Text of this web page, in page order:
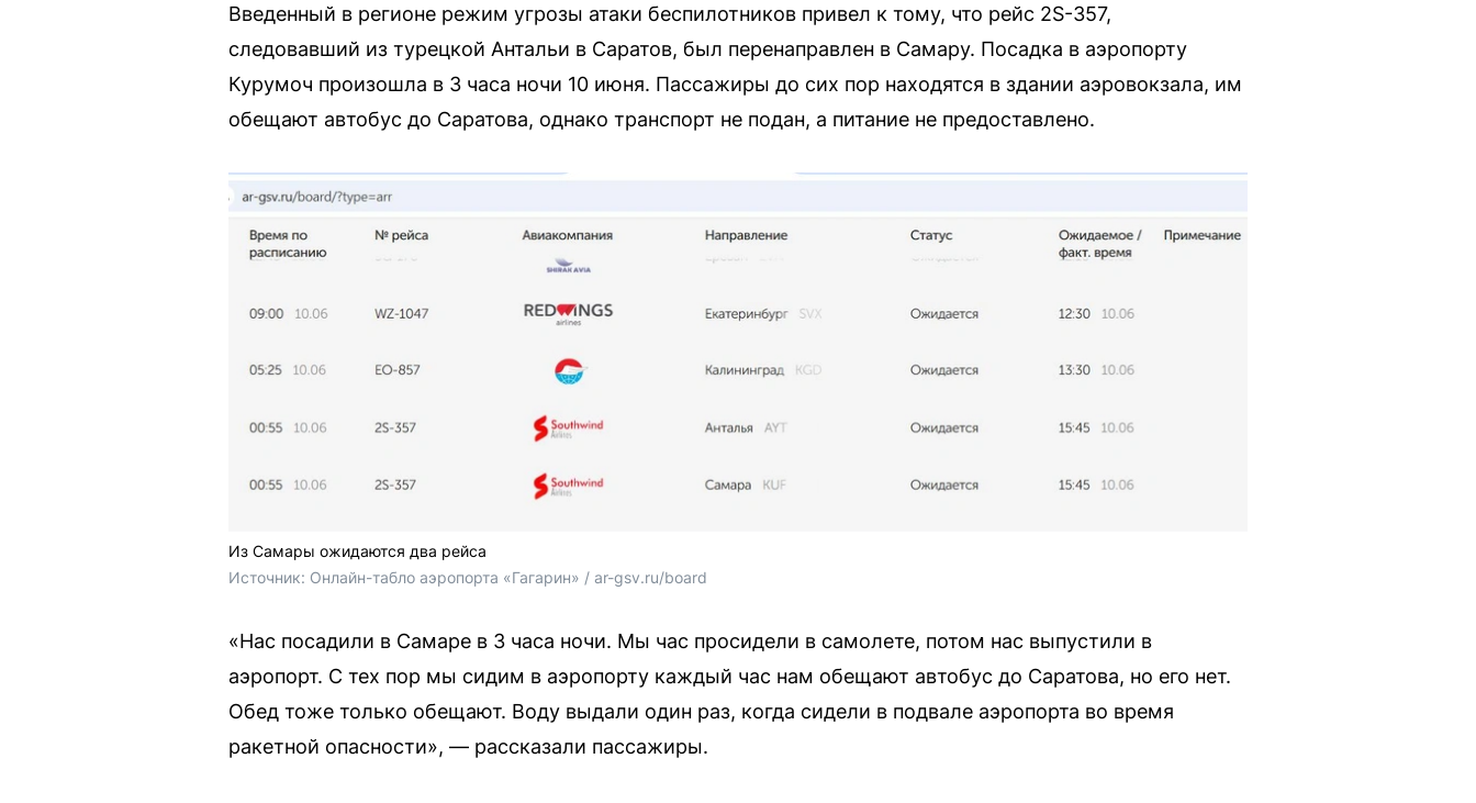
Введенный в регионе режим угрозы атаки беспилотников привел к тому, что рейс 2S-357,
следовавший из турецкой Антальи в Саратов, был перенаправлен в Самару. Посадка в аэропорту
Курумоч произошла в 3 часа ночи 10 июня. Пассажиры до сих пор находятся в здании аэровокзала, им
обещают автобус до Саратова, однако транспорт не подан, а питание не предоставлено.
Из Самары ожидаются два рейса
Источник: Онлайн-табло аэропорта «Гагарин» / ar-gsv.ru/board
«Нас посадили в Самаре в 3 часа ночи. Мы час просидели в самолете, потом нас выпустили в
аэропорт. С тех пор мы сидим в аэропорту каждый час нам обещают автобус до Саратова, но его нет.
Обед тоже только обещают. Воду выдали один раз, когда сидели в подвале аэропорта во время
ракетной опасности», — рассказали пассажиры.